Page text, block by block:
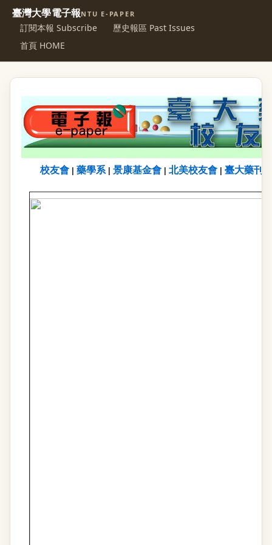
臺灣大學電子報NTU E-PAPER
訂閱本報 Subscribe
歷史報區 Past Issues
首頁 HOME
校友會 藥學系| 景康基金會 北美校友會 臺大藥刊